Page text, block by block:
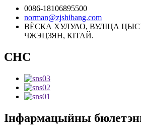
0086-18106895500
norman@zjshibang.com
ВЁСКА ХУЛУАО, ВУЛІЦА
ЧЖЭЦЗЯН, КІТАЙ.
СНС
Інфармацыйны